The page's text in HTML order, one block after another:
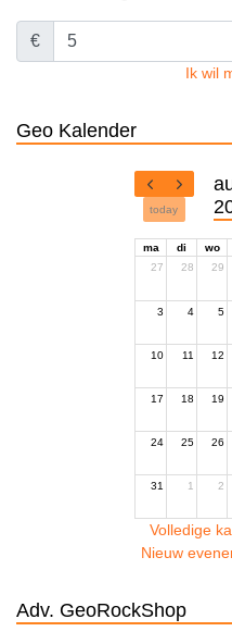
€
Ik wil
Geo Kalender
today
ma di wo
27
28 29
3 4 5
10 11 12
17 18 19
24 25 26
31 1 2
Volledige
Nieuw
Adv. GeoRockShop